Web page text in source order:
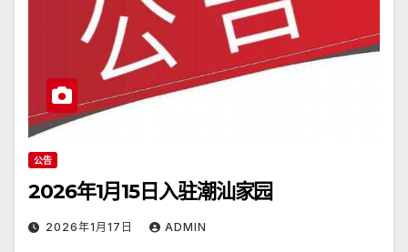
公告
2026年1月15日入驻潮汕家园
2026年1月17日 ADMIN